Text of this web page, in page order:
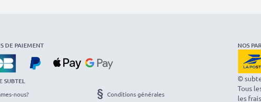
DE PAIEMENT
SUBTEL
nous? Conditions générales
NOS
©
Tous
les